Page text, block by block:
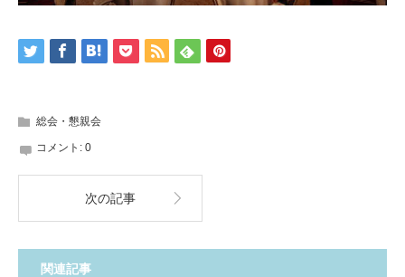
総会・懇親会
コメント: 0
次の記事
関連記事